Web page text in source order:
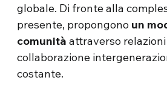
globale. Di fronte alla
presente, propongono un
comunità attraverso
collaborazione
costante.